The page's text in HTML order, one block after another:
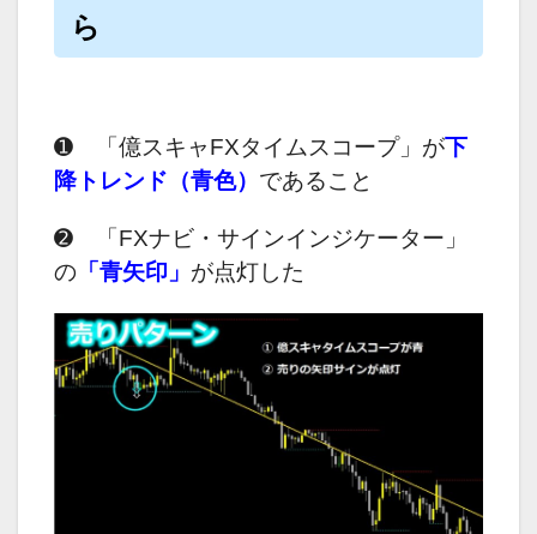
ら
➊ 「億スキャFXタイムスコープ」が下
降トレンド（青色） であること
➋ 「FXナビ・サインインジケーター」
の 「青矢印」 が点灯した